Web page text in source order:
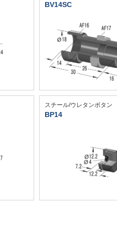
BV14SC
スチール/ウレタンボタン
BP14